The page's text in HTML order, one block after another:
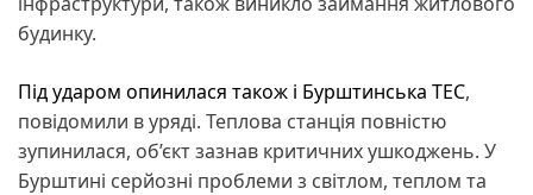
будинку.
Під ударом опинилася також і Бурштинська ТЕС,
повідомили в уряді. Теплова станція повністю
зупинилася, об’єкт зазнав критичних ушкоджень. У
Бурштині серйозні проблеми з світлом, теплом та